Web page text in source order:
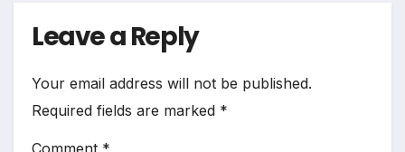
Leave a Reply
Your email address will not be published.
Required fields are marked *